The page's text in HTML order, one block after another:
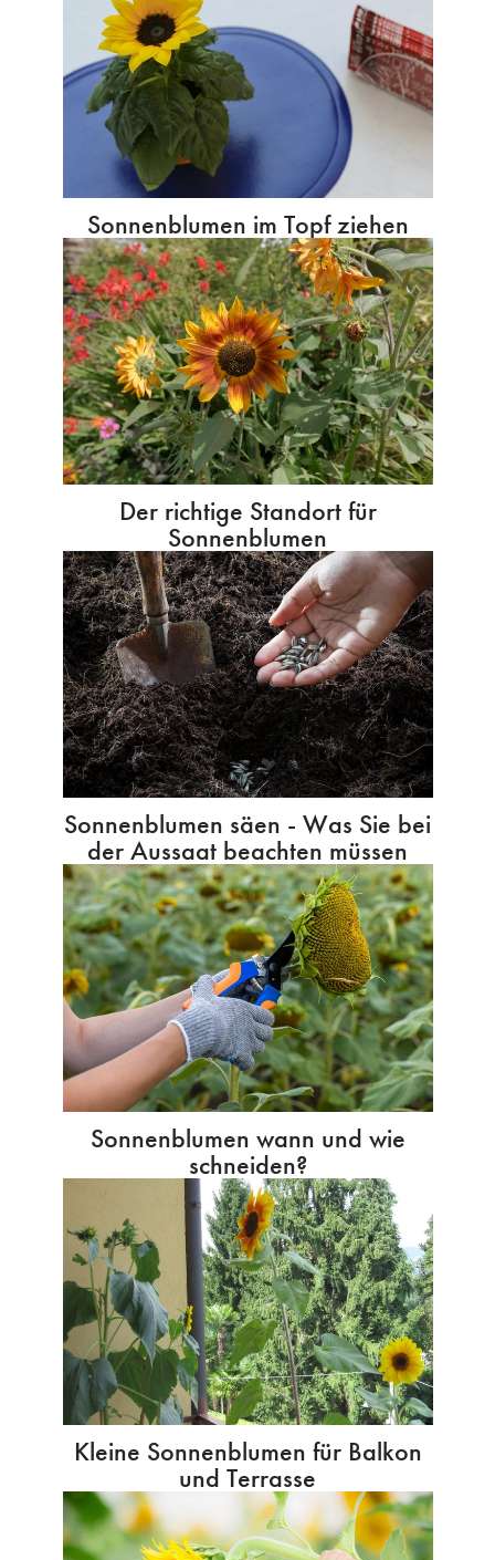
Sonnenblumen im Topf ziehen
Der richtige Standort für
Sonnenblumen
Sonnenblumen säen - Was Sie bei
der Aussaat beachten müssen
Sonnenblumen wann und wie
schneiden?
Kleine Sonnenblumen für Balkon
und Terrasse